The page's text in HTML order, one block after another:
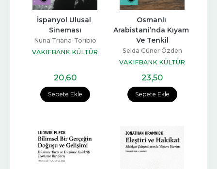
Sepete Ekle
İspanyol Ulusal
Sineması
Nuria Triana-Toribio
VAKIFBANK KÜLTÜR
20,60
Sepete Ekle
Osmanlı
Arabistani’nda Kıyam
Ve Tenkil
Selda Güner Özden
VAKIFBANK KÜLTÜR
23,50